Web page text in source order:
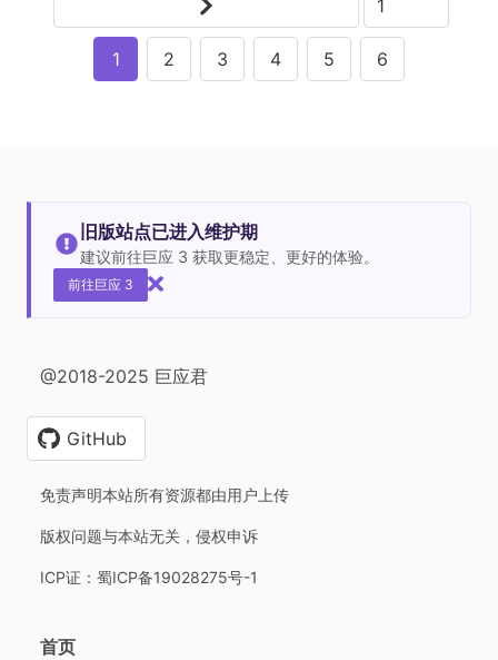
1 2 3 4 5 6
旧版站点已进入维护期
建议前往巨应 3 获取更稳定、更好的体验。
前往巨应 3
@2018-2025 巨应君
GitHub
免责声明本站所有资源都由用户上传
版权问题与本站无关，侵权申诉
ICP证：蜀ICP备19028275号-1
首页